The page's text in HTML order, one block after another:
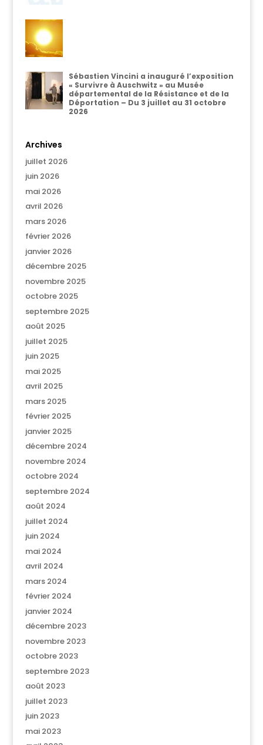
Sébastien Vincini a inauguré l’exposition
« Survivre à Auschwitz » au Musée
départemental de la Résistance et de la
Déportation – Du 3 juillet au 31 octobre
2026
Archives
juillet 2026
juin 2026
mai 2026
avril 2026
mars 2026
février 2026
janvier 2026
décembre 2025
novembre 2025
octobre 2025
septembre 2025
août 2025
juillet 2025
juin 2025
mai 2025
avril 2025
mars 2025
février 2025
janvier 2025
décembre 2024
novembre 2024
octobre 2024
septembre 2024
août 2024
juillet 2024
juin 2024
mai 2024
avril 2024
mars 2024
février 2024
janvier 2024
décembre 2023
novembre 2023
octobre 2023
septembre 2023
août 2023
juillet 2023
juin 2023
mai 2023